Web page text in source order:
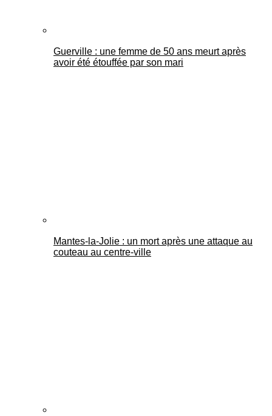
Guerville : une femme de 50 ans meurt après
avoir été étouffée par son mari
Mantes-la-Jolie : un mort après une attaque au
couteau au centre-ville